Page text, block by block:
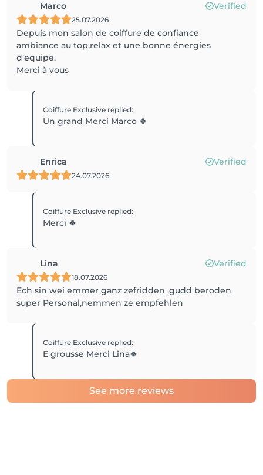
Marco Verified
25.07.2026
Depuis mon salon de coiffure de confiance
ambiance au top,relax et une bonne énergies
d’equipe.
Merci à vous
Coiffure Exclusive replied:
Un grand Merci Marco 🍀
Enrica Verified
24.07.2026
Coiffure Exclusive replied:
Merci 🍀
Lina Verified
18.07.2026
Ech sin wei emmer ganz zefridden ,gudd beroden
super Personal,nemmen ze empfehlen
Coiffure Exclusive replied:
E grousse Merci Lina🍀
See more reviews